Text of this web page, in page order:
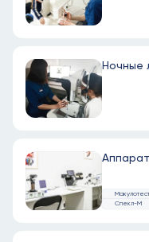
Ночные
Спекл-М